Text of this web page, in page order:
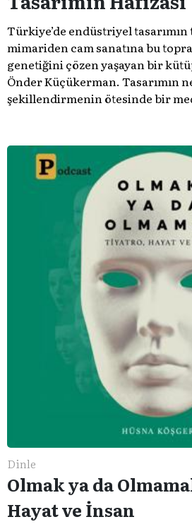
Türkiye’de endüstriyel
mimariden cam sanatına bu
genetiğini çözen yaşayan bir
Önder Küçükerman. ​Tasarımın
şekillendirmenin ötesinde bir
Dinle
Olmak ya da
Hayat ve İnsan